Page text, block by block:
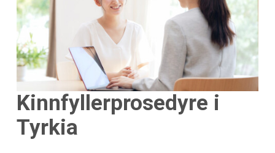
Kinnfyllerprosedyre i
Tyrkia